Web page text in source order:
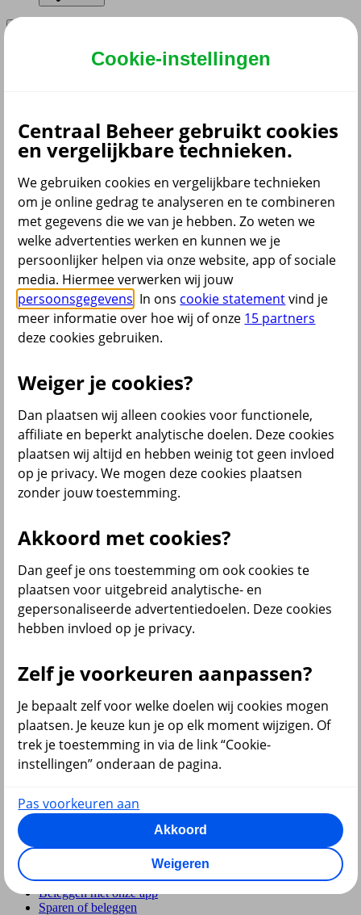
Aansprakelijkheidsverzekering
Annuleringsverzekering
Autoverzekering
Bromfietsverzekering
Fietsverzekering
Inboedelverzekering
Opstalverzekering
Overlijdensrisicoverzekering
Reisverzekering
Rechtsbijstandverzekering
Scooterverzekering
Woonverzekering
Alle verzekeringen
Bekijk ook
Groene kaart auto
WA Autoverzekering
WA+ Beperkt Casco Autoverzekering
Bakfiets verzekeren
Collectiviteitskorting
Schade melden
Wijzigen uitvaartverzekering
Verzekering aanpassen
terug
Beleggen
Al onze financiële producten
Bekijk ook
Beleggen
Starten met beleggen
Beleggen voor beginners
Pensioen beleggen
Doelbeleggen
Beleggen in beleggingsfondsen
Beleggingsfonds update
Verantwoord beleggen
Beleggen met onze app
Sparen of beleggen
Cookie-instellingen
Centraal Beheer gebruikt cookies
en vergelijkbare technieken.
We gebruiken cookies en vergelijkbare technieken
om je online gedrag te analyseren en te combineren
met gegevens die we van je hebben. Zo weten we
welke advertenties werken en kunnen we je
persoonlijker helpen via onze website, app of sociale
media. Hiermee verwerken wij jouw
persoonsgegevens . In ons cookie statementvind je
meer informatie over hoe wij of onze 15 partners
deze cookies gebruiken.
Weiger je cookies?
Dan plaatsen wij alleen cookies voor functionele,
affiliate en beperkt analytische doelen. Deze cookies
plaatsen wij altijd en hebben weinig tot geen invloed
op je privacy. We mogen deze cookies plaatsen
zonder jouw toestemming.
Akkoord met cookies?
Dan geef je ons toestemming om ook cookies te
plaatsen voor uitgebreid analytische- en
gepersonaliseerde advertentiedoelen. Deze cookies
hebben invloed op je privacy.
Zelf je voorkeuren aanpassen?
Je bepaalt zelf voor welke doelen wij cookies mogen
plaatsen. Je keuze kun je op elk moment wijzigen. Of
trek je toestemming in via de link “Cookie-
instellingen” onderaan de pagina.
Pas voorkeuren aan
Akkoord
Weigeren